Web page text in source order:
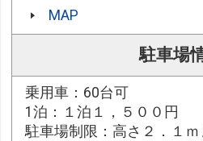
MAP
駐車場
乗用車：60台可
1泊：１泊１，５００円
駐車場制限：高さ２．１ｍ